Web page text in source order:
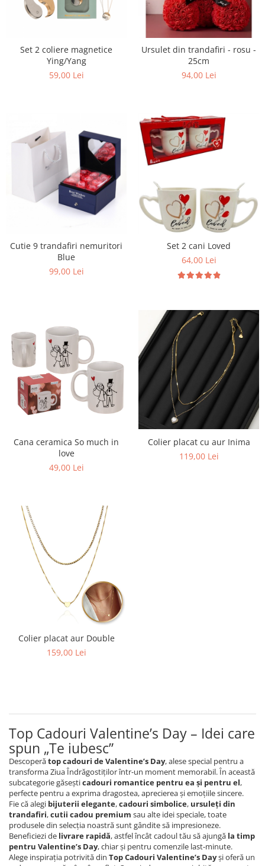
Set 2 coliere magnetice
Ying/Yang
59,00 Lei
Ursulet din trandafiri - rosu -
25cm
94,00 Lei
Cutie 9 trandafiri nemuritori
Blue
99,00 Lei
Set 2 cani Loved
64,00 Lei
Cana ceramica So much in
love
49,00 Lei
Colier placat cu aur Inima
119,00 Lei
Colier placat aur Double
159,00 Lei
Top Cadouri Valentine’s Day – Idei care
spun „Te iubesc”
Descoperătop cadouri de Valentine’s Day, alese special pentru a
transforma Ziua Îndrăgostiților într-un moment memorabil. În această
subcategorie găseșticadouri romantice pentru ea și pentru el,
perfecte pentru a exprima dragostea, aprecierea și emoțiile sincere.
Fie că alegi bijuterii elegante,cadouri simbolice, ursuleți din
trandafiri,cutii cadou premium sau alte idei speciale, toate
produsele din selecția noastră sunt gândite să impresioneze.
Beneficiezi de livrare rapidă, astfel încât cadoul tău să ajungă la timp
pentru Valentine’s Day, chiar și pentru comenzile last-minute.
Alege inspirația potrivită din Top Cadouri Valentine’s Dayși oferă un